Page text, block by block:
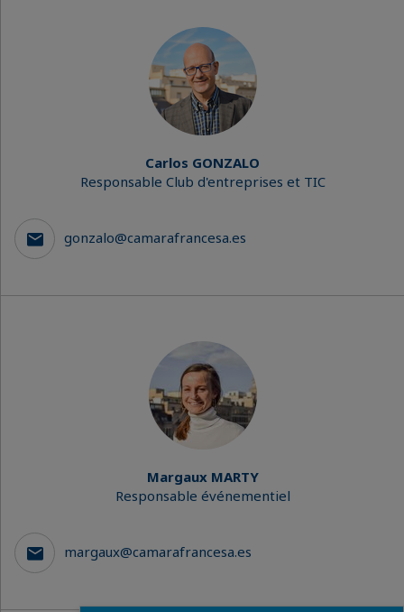
Carlos GONZALO
Responsable Club d'entreprises et TIC
gonzalo@camarafrancesa.es
Margaux MARTY
Responsable événementiel
margaux@camarafrancesa.es